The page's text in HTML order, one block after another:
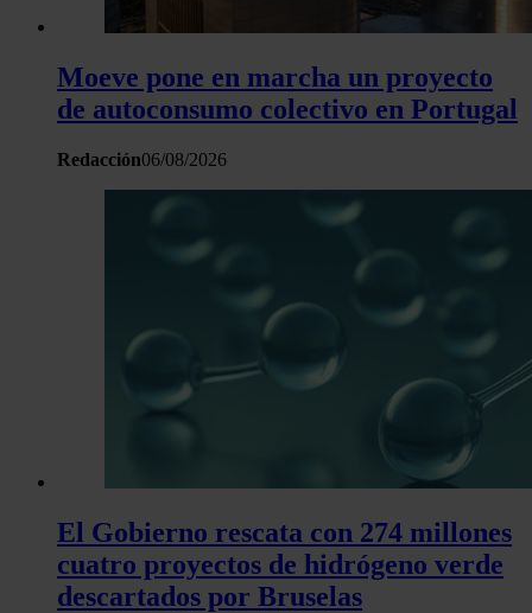
Moeve pone en marcha un proyecto
de autoconsumo colectivo en Portugal
Redacción06/08/2026
El Gobierno rescata con 274 millones
cuatro proyectos de hidrógeno verde
descartados por Bruselas